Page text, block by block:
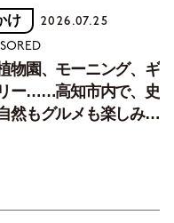
け 2026.07.25
物園、モーニング、ギ
ー……高知市内で、史
然もグルメも楽しみ尽